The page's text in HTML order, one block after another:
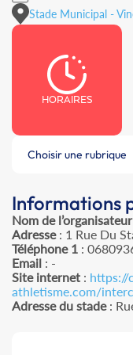
Stade Municipal -
HORAIRES
Choisir une rubrique
Informations
Nom de l’organisateur
Adresse: 1 Rue Du
Téléphone 1 :
Email : -
Site internet : https://
athletisme.com/
Adresse du stade: